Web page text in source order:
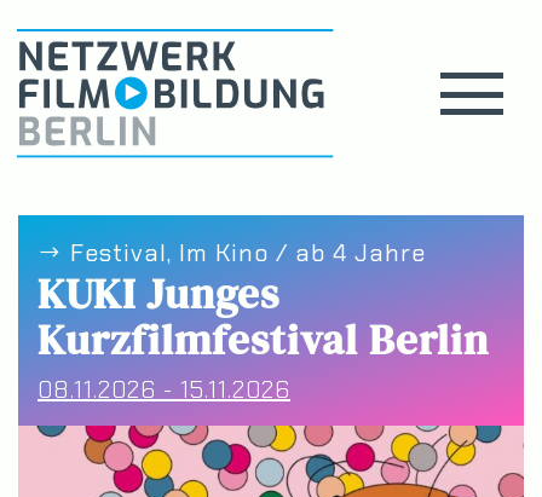
Festival, Im Kino / ab 4 Jahre
KUKI Junges
Kurzfilmfestival Berlin
08.11.2026 - 15.11.2026